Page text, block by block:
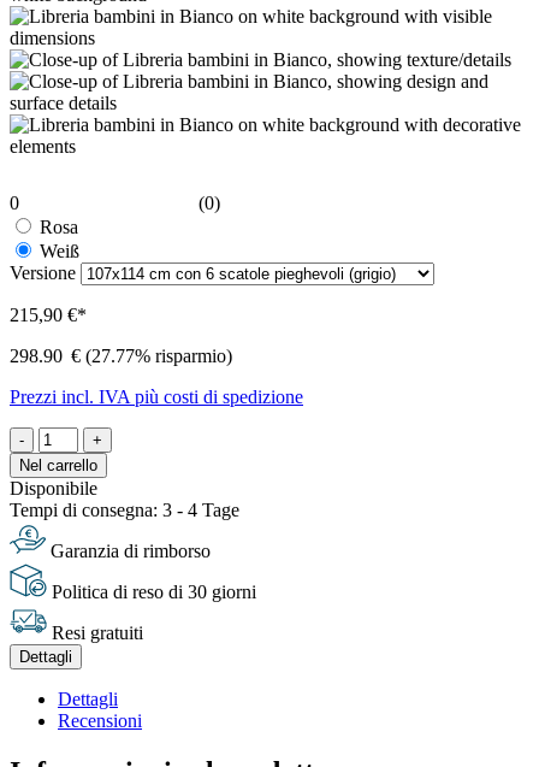
0
(0)
Rosa
Weiß
Versione
215,90 €*
298.90 € (27.77% risparmio)
Prezzi incl. IVA più costi di spedizione
-
+
Nel carrello
Disponibile
Tempi di consegna: 3 - 4 Tage
Garanzia di rimborso
Politica di reso di 30 giorni
Resi gratuiti
Dettagli
Dettagli
Recensioni